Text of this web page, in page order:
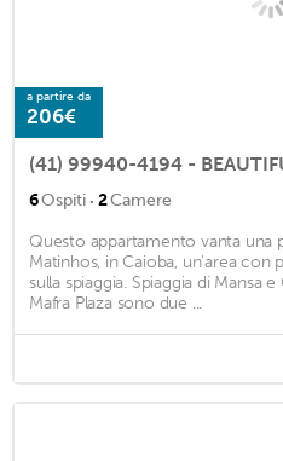
a partire da
206€
6Ospiti · 2Camere
Questo appartamento vanta una
Matinhos, in Caioba, un'area con
sulla spiaggia. Spiaggia di Mansa
Mafra Plaza sono due ...